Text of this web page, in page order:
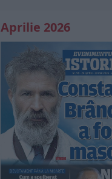
Aprilie 2026